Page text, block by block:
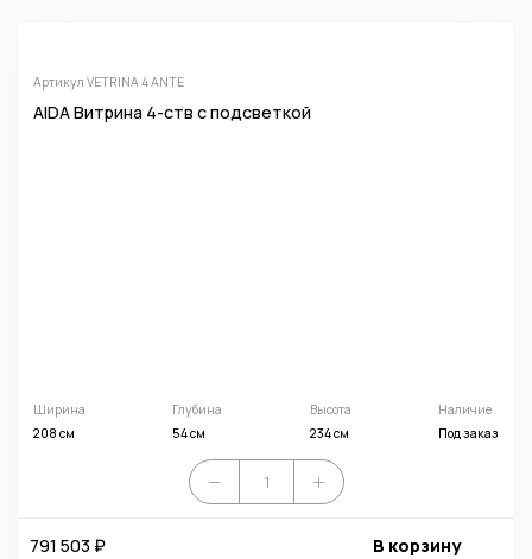
Артикул VETRINA 4 ANTE
AIDA Витрина 4-ств с подсветкой
Ширина
208 см
Глубина
54 см
Высота
234 см
Наличие
Под заказ
791 503 ₽ В корзину